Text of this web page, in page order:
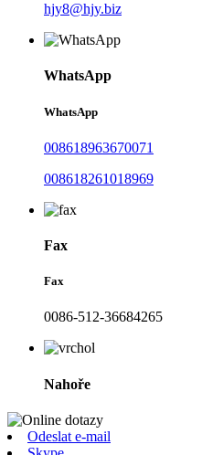
hjy8@hjy.biz
WhatsApp
WhatsApp
008618963670071
008618261018969
Fax
Fax
0086-512-36684265
Nahoře
Odeslat e-mail